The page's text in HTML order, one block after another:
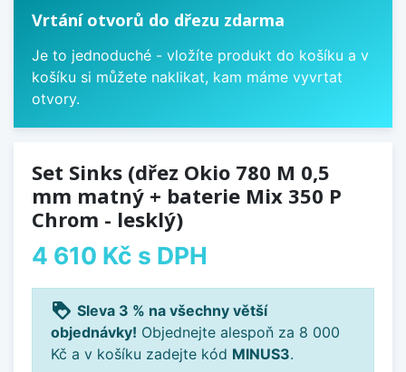
Vrtání otvorů do dřezu zdarma
Je to jednoduché - vložíte produkt do košíku a v
košíku si můžete naklikat, kam máme vyvrtat
otvory.
Set Sinks (dřez Okio 780 M 0,5
mm matný + baterie Mix 350 P
Chrom - lesklý)
4 610 Kč s DPH
loyalty Sleva 3 % na všechny větší
objednávky! Objednejte alespoň za 8 000
Kč a v košíku zadejte kód MINUS3.